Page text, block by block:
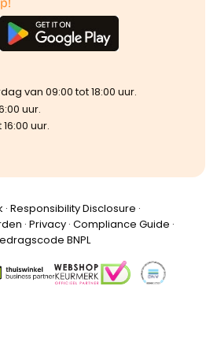
van 09:00 tot 18:00 uur.
uur.
uur.
Responsibility Disclosure ·
· Privacy· Compliance Guide ·
BNPL